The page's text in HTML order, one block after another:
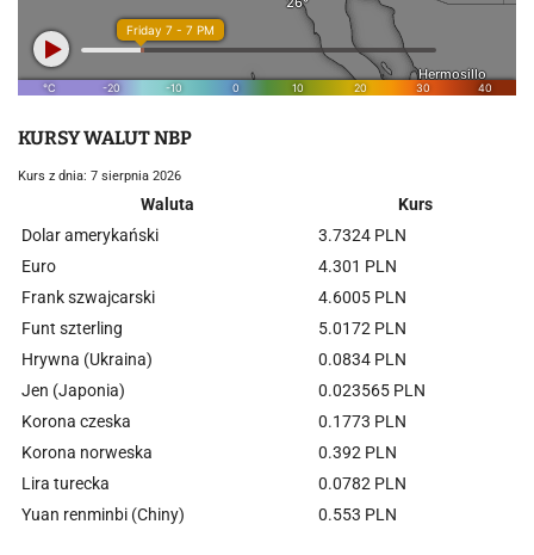
KURSY WALUT NBP
Kurs z dnia: 7 sierpnia 2026
Waluta
Kurs
Dolar amerykański
3.7324 PLN
Euro
4.301 PLN
Frank szwajcarski
4.6005 PLN
Funt szterling
5.0172 PLN
Hrywna (Ukraina)
0.0834 PLN
Jen (Japonia)
0.023565 PLN
Korona czeska
0.1773 PLN
Korona norweska
0.392 PLN
Lira turecka
0.0782 PLN
Yuan renminbi (Chiny)
0.553 PLN